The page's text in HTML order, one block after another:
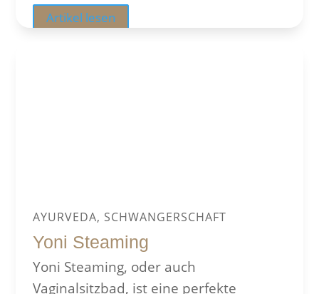
Artikel lesen
AYURVEDA, SCHWANGERSCHAFT
Yoni Steaming
Yoni Steaming, oder auch
Vaginalsitzbad, ist eine perfekte